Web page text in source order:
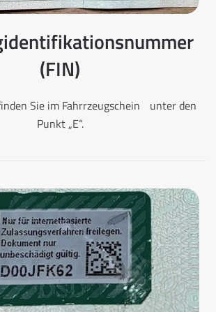
(FIN)
Sie im Fahrrzeugschein unter den
Punkt „E“.